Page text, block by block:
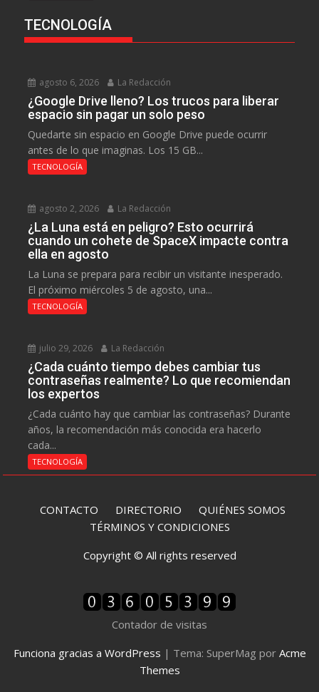
TECNOLOGÍA
agosto 6, 2026 La Redacción
¿Google Drive lleno? Los trucos para liberar
espacio sin pagar un solo peso
Quedarte sin espacio en Google Drive puede ocurrir
antes de lo que imaginas. Los 15 GB...
TECNOLOGÍA
agosto 2, 2026 La Redacción
¿La Luna está en peligro? Esto ocurrirá
cuando un cohete de SpaceX impacte contra
ella en agosto
La Luna se prepara para recibir un visitante inesperado.
El próximo miércoles 5 de agosto, una...
TECNOLOGÍA
julio 29, 2026 La Redacción
¿Cada cuánto tiempo debes cambiar tus
contraseñas realmente? Lo que recomiendan
los expertos
¿Cada cuánto hay que cambiar las contraseñas? Durante
años, la recomendación más conocida era hacerlo
cada...
TECNOLOGÍA
CONTACTO DIRECTORIO QUIÉNES SOMOS
TÉRMINOS Y CONDICIONES
Copyright © All rights reserved
Contador de visitas
Funciona gracias a WordPress | Tema: SuperMag por Acme
Themes